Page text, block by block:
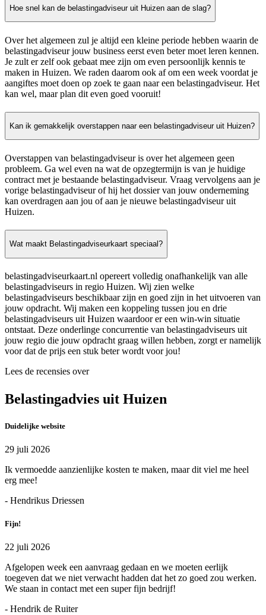
Hoe snel kan de belastingadviseur uit Huizen aan de slag?
Over het algemeen zul je altijd een kleine periode hebben waarin de
belastingadviseur jouw business eerst even beter moet leren kennen.
Je zult er zelf ook gebaat mee zijn om even persoonlijk kennis te
maken in Huizen. We raden daarom ook af om een week voordat je
aangiftes moet doen op zoek te gaan naar een belastingadviseur. Het
kan wel, maar plan dit even goed vooruit!
Kan ik gemakkelijk overstappen naar een belastingadviseur uit Huizen?
Overstappen van belastingadviseur is over het algemeen geen
probleem. Ga wel even na wat de opzegtermijn is van je huidige
contract met je bestaande belastingadviseur. Vraag vervolgens aan je
vorige belastingadviseur of hij het dossier van jouw onderneming
kan overdragen aan jou of aan je nieuwe belastingadviseur uit
Huizen.
Wat maakt Belastingadviseurkaart speciaal?
belastingadviseurkaart.nl opereert volledig onafhankelijk van alle
belastingadviseurs in regio Huizen. Wij zien welke
belastingadviseurs beschikbaar zijn en goed zijn in het uitvoeren van
jouw opdracht. Wij maken een koppeling tussen jou en drie
belastingadviseurs uit Huizen waardoor er een win-win situatie
ontstaat. Deze onderlinge concurrentie van belastingadviseurs uit
jouw regio die jouw opdracht graag willen hebben, zorgt er namelijk
voor dat de prijs een stuk beter wordt voor jou!
Lees de recensies over
Belastingadvies uit Huizen
Duidelijke website
29 juli 2026
Ik vermoedde aanzienlijke kosten te maken, maar dit viel me heel
erg mee!
- Hendrikus Driessen
Fijn!
22 juli 2026
Afgelopen week een aanvraag gedaan en we moeten eerlijk
toegeven dat we niet verwacht hadden dat het zo goed zou werken.
We staan in contact met een super fijn bedrijf!
- Hendrik de Ruiter